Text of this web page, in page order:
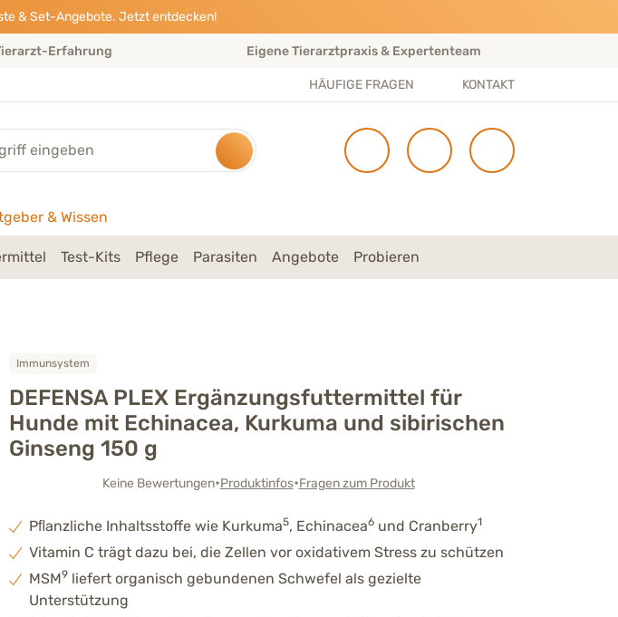
& Set-Angebote. Jetzt entdecken!
Erfahrung Eigene Tierarztpraxis & Expertenteam
HÄUFIGE FRAGEN KONTAKT
& Wissen
Test-Kits Pflege Parasiten Angebote Probieren
Immunsystem
DEFENSA PLEX Ergänzungsfuttermittel für
Hunde mit Echinacea, Kurkuma und sibirischen
Ginseng 150 g
Keine Bewertungen•Produktinfos•Fragen zum Produkt
Pﬂanzliche Inhaltsstoffe wie Kurkuma5, Echinacea6 und Cranberry1
Vitamin C trägt dazu bei, die Zellen vor oxidativem Stress zu schützen
MSM9 liefert organisch gebundenen Schwefel als gezielte
Unterstützung